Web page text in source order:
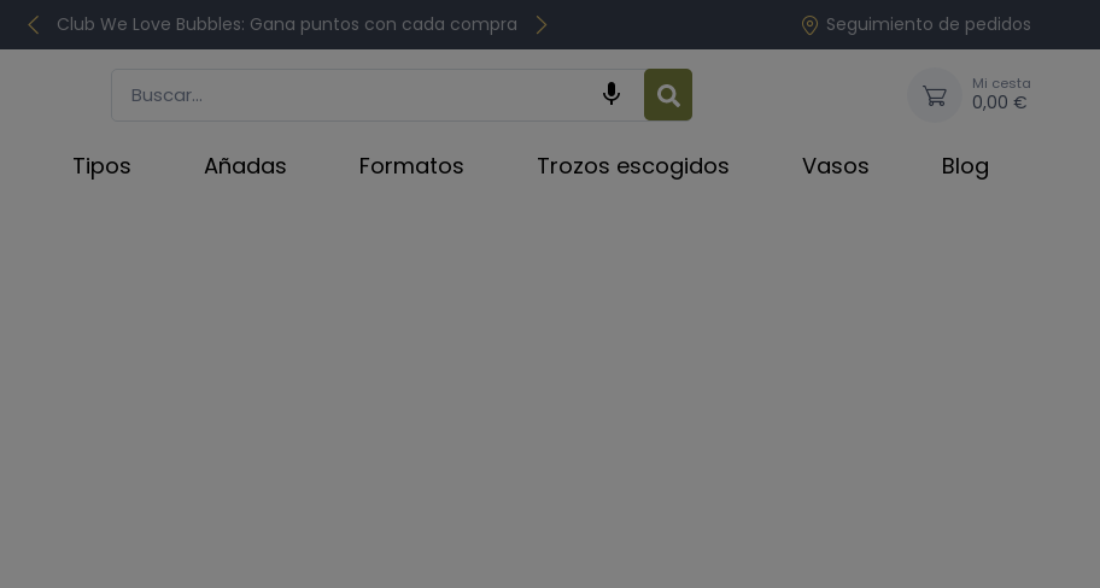
Club We Love Bubbles: Gana puntos con cada compra Seguimiento de pedidos
 Mi cesta
0,00 €
Tipos Añadas Formatos Trozos escogidos Vasos Blog